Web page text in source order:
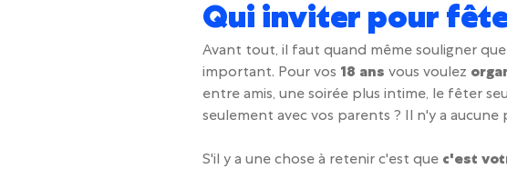
Qui inviter pour
Avant tout, il faut quand même souligner
important. Pour vos 18 ans vous voulez
entre amis, une soirée plus intime, le fêter
seulement avec vos parents ? Il n'y a aucune
S'il y a une chose à retenir c'est que c'est